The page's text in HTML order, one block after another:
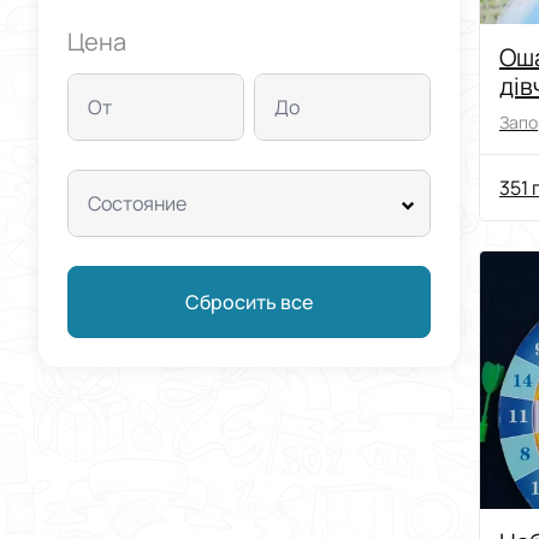
Цена
От До
Состояние
Сбросить все
351